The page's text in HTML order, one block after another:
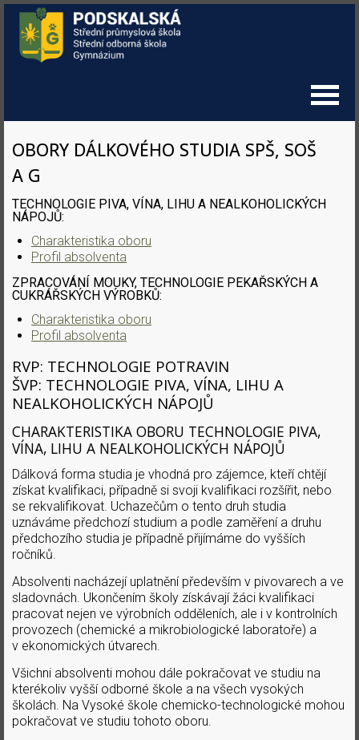
OBORY DÁLKOVÉHO STUDIA SPŠ, SOŠ
A G
TECHNOLOGIE PIVA, VÍNA, LIHU A NEALKOHOLICKÝCH
NÁPOJŮ:
Charakteristika oboru
Profil absolventa
ZPRACOVÁNÍ MOUKY, TECHNOLOGIE PEKAŘSKÝCH A
CUKRÁŘSKÝCH VÝROBKŮ:
Charakteristika oboru
Profil absolventa
RVP: TECHNOLOGIE POTRAVIN
ŠVP: TECHNOLOGIE PIVA, VÍNA, LIHU A
NEALKOHOLICKÝCH NÁPOJŮ
CHARAKTERISTIKA OBORU TECHNOLOGIE PIVA,
VÍNA, LIHU A NEALKOHOLICKÝCH NÁPOJŮ
Dálková forma studia je vhodná pro zájemce, kteří chtějí
získat kvalifikaci, případně si svoji kvalifikaci rozšířit, nebo
se rekvalifikovat. Uchazečům o tento druh studia
uznáváme předchozí studium a podle zaměření a druhu
předchozího studia je případně přijímáme do vyšších
ročníků.
Absolventi nacházejí uplatnění především v pivovarech a ve
sladovnách. Ukončením školy získávají žáci kvalifikaci
pracovat nejen ve výrobních odděleních, ale i v kontrolních
provozech (chemické a mikrobiologické laboratoře) a
v ekonomických útvarech.
Všichni absolventi mohou dále pokračovat ve studiu na
kterékoliv vyšší odborné škole a na všech vysokých
školách. Na Vysoké škole chemicko-technologické mohou
pokračovat ve studiu tohoto oboru.